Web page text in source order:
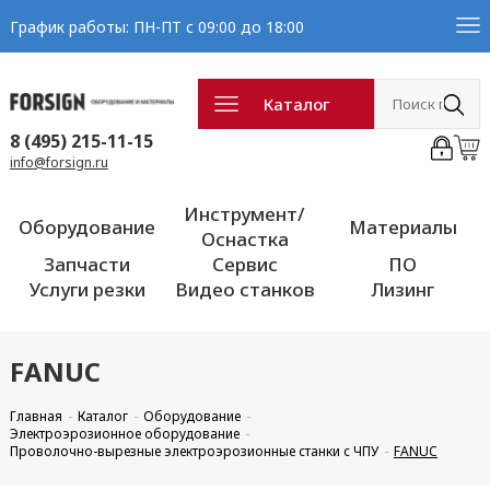
График работы: ПН-ПТ с 09:00 до 18:00
Каталог
8 (495) 215-11-15
info@forsign.ru
Оборудование
Инструмент/
Оснастка
Материалы
Запчасти
Сервис
ПО
Услуги резки
Видео станков Лизинг
FANUC
Главная Каталог
Оборудование
Электроэрозионное оборудование
Проволочно-вырезные электроэрозионные станки с ЧПУ
FANUC